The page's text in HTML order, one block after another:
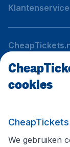
Klantenservice
Internationale
Volg
cookies
We gebruiken